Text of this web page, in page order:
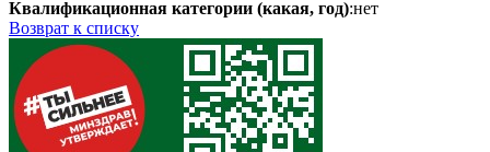
Квалификационная категории (какая, год):нет
Возврат к списку